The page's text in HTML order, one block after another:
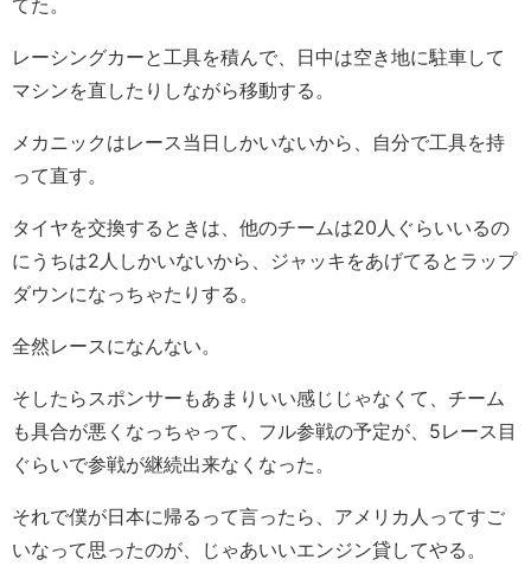
てた。
レーシングカーと工具を積んで、日中は空き地に駐車して
マシンを直したりしながら移動する。
メカニックはレース当日しかいないから、自分で工具を持
って直す。
タイヤを交換するときは、他のチームは20人ぐらいいるの
にうちは2人しかいないから、ジャッキをあげてるとラップ
ダウンになっちゃたりする。
全然レースになんない。
そしたらスポンサーもあまりいい感じじゃなくて、チーム
も具合が悪くなっちゃって、フル参戦の予定が、5レース目
ぐらいで参戦が継続出来なくなった。
それで僕が日本に帰るって言ったら、アメリカ人ってすご
いなって思ったのが、じゃあいいエンジン貸してやる。